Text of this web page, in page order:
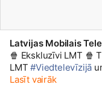
Latvijas Mobilais
🍿 Ekskluzīvi LMT 🍿 Tikai no 28. augusta līdz 6. septembrim
LMT#Viedtelevīzijā
no pagājušā gada
Lasīt vairāk